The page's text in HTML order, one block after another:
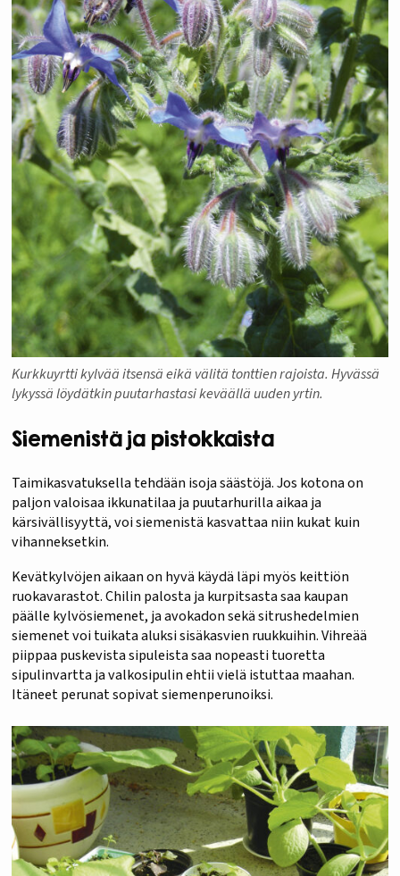
Kurkkuyrtti kylvää itsensä eikä välitä tonttien rajoista. Hyvässä
lykyssä löydätkin puutarhastasi keväällä uuden yrtin.
Siemenistä ja pistokkaista
Taimikasvatuksella tehdään isoja säästöjä. Jos kotona on
paljon valoisaa ikkunatilaa ja puutarhurilla aikaa ja
kärsivällisyyttä, voi siemenistä kasvattaa niin kukat kuin
vihanneksetkin.
Kevätkylvöjen aikaan on hyvä käydä läpi myös keittiön
ruokavarastot. Chilin palosta ja kurpitsasta saa kaupan
päälle kylvösiemenet, ja avokadon sekä sitrushedelmien
siemenet voi tuikata aluksi sisäkasvien ruukkuihin. Vihreää
piippaa puskevista sipuleista saa nopeasti tuoretta
sipulinvartta ja valkosipulin ehtii vielä istuttaa maahan.
Itäneet perunat sopivat siemenperunoiksi.